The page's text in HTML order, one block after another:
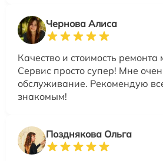
Чернова Алиса
Качество и стоимость ремонта
Сервис просто супер! Мне
обслуживание. Рекомендую
знакомым!
Позднякова Ольга